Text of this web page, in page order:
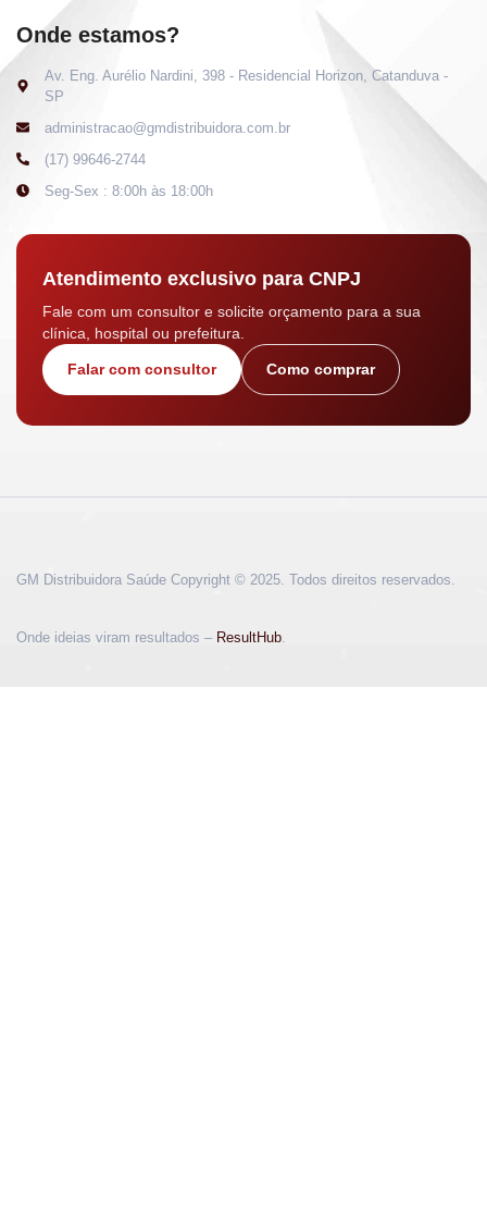
Onde estamos?
Av. Eng. Aurélio Nardini, 398 - Residencial Horizon, Catanduva -
SP
administracao@gmdistribuidora.com.br
(17) 99646-2744
Seg-Sex : 8:00h às 18:00h
Atendimento exclusivo para CNPJ
Fale com um consultor e solicite orçamento para a sua
clínica, hospital ou prefeitura.
Falar com consultor Como comprar
GM Distribuidora Saúde Copyright © 2025. Todos direitos reservados.
Onde ideias viram resultados – ResultHub.